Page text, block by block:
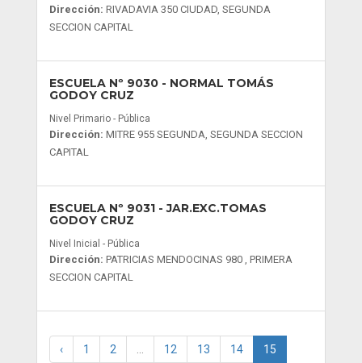
Dirección: RIVADAVIA 350 CIUDAD, SEGUNDA
SECCION CAPITAL
ESCUELA Nº 9030- NORMAL TOMÁS
GODOY CRUZ
Nivel Primario - Pública
Dirección: MITRE 955 SEGUNDA, SEGUNDA SECCION
CAPITAL
ESCUELA Nº 9031- JAR.EXC.TOMAS
GODOY CRUZ
Nivel Inicial - Pública
Dirección: PATRICIAS MENDOCINAS 980 , PRIMERA
SECCION CAPITAL
‹ 1 2 12 13 14 15